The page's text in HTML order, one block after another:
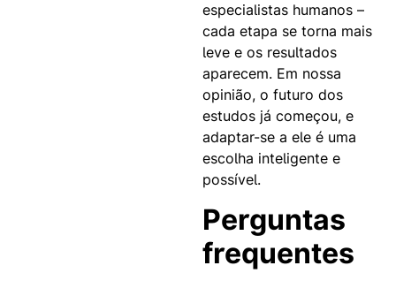
especialistas humanos –
cada etapa se torna mais
leve e os resultados
aparecem. Em nossa
opinião, o futuro dos
estudos já começou, e
adaptar-se a ele é uma
escolha inteligente e
possível.
Perguntas
frequentes